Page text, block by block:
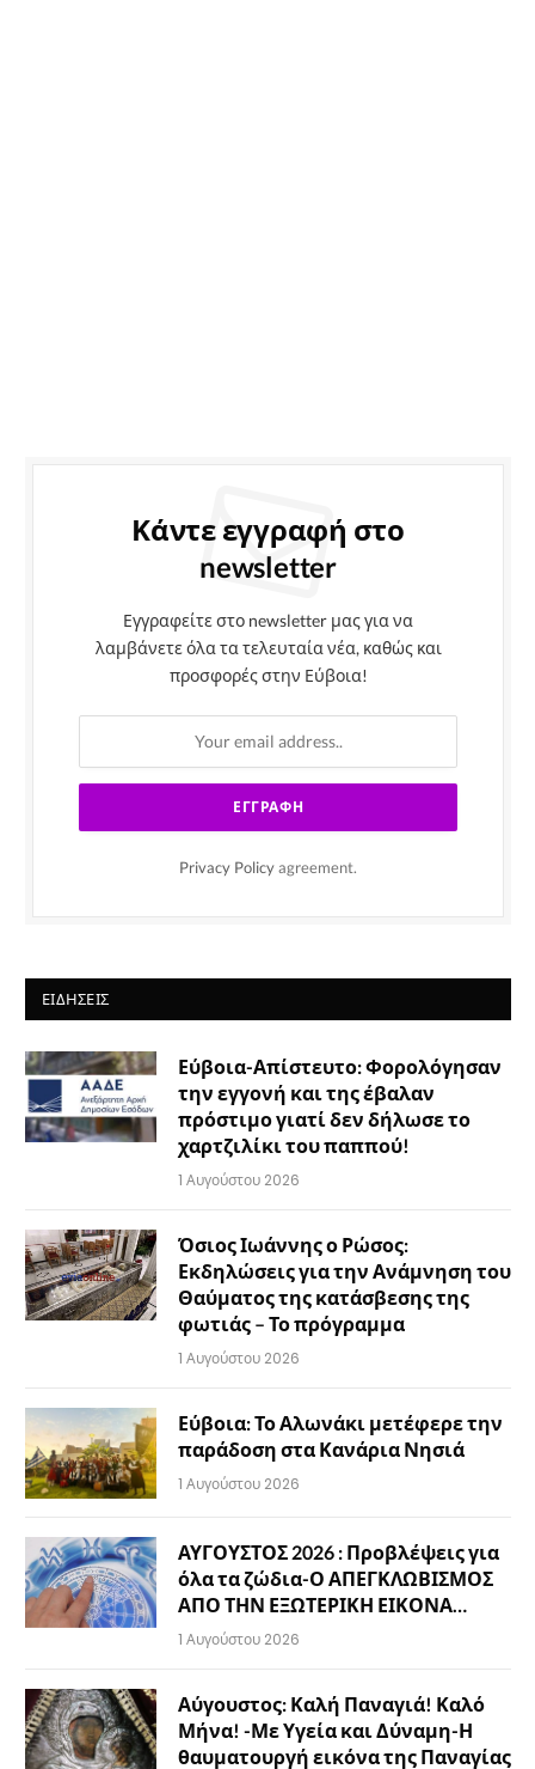
Κάντε εγγραφή στο
newsletter
Εγγραφείτε στο newsletter μας για να
λαμβάνετε όλα τα τελευταία νέα, καθώς και
προσφορές στην Εύβοια!
Privacy Policy agreement.
ΕΙΔΉΣΕΙΣ
Εύβοια-Απίστευτο: Φορολόγησαν
την εγγονή και της έβαλαν
πρόστιμο γιατί δεν δήλωσε το
χαρτζιλίκι του παππού!
1 Αυγούστου 2026
Όσιος Ιωάννης ο Ρώσος:
Εκδηλώσεις για την Ανάμνηση του
Θαύματος της κατάσβεσης της
φωτιάς – Το πρόγραμμα
1 Αυγούστου 2026
Εύβοια: Το Αλωνάκι μετέφερε την
παράδοση στα Κανάρια Νησιά
1 Αυγούστου 2026
ΑΥΓΟΥΣΤΟΣ 2026 : Προβλέψεις για
όλα τα ζώδια-Ο ΑΠΕΓΚΛΩΒΙΣΜΟΣ
ΑΠΟ ΤΗΝ ΕΞΩΤΕΡΙΚΗ ΕΙΚΟΝΑ…
1 Αυγούστου 2026
Αύγουστος: Καλή Παναγιά! Καλό
Μήνα! -Με Υγεία και Δύναμη-Η
θαυματουργή εικόνα της Παναγίας